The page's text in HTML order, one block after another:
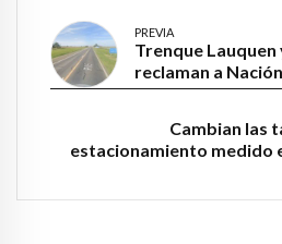
PREVIA
Trenque Lauquen
reclaman a
Cambian las
estacionamiento medido